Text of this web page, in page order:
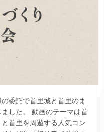
委託で首里城と首里のま
した。 動画のテーマは首
首里を周遊する人気コン